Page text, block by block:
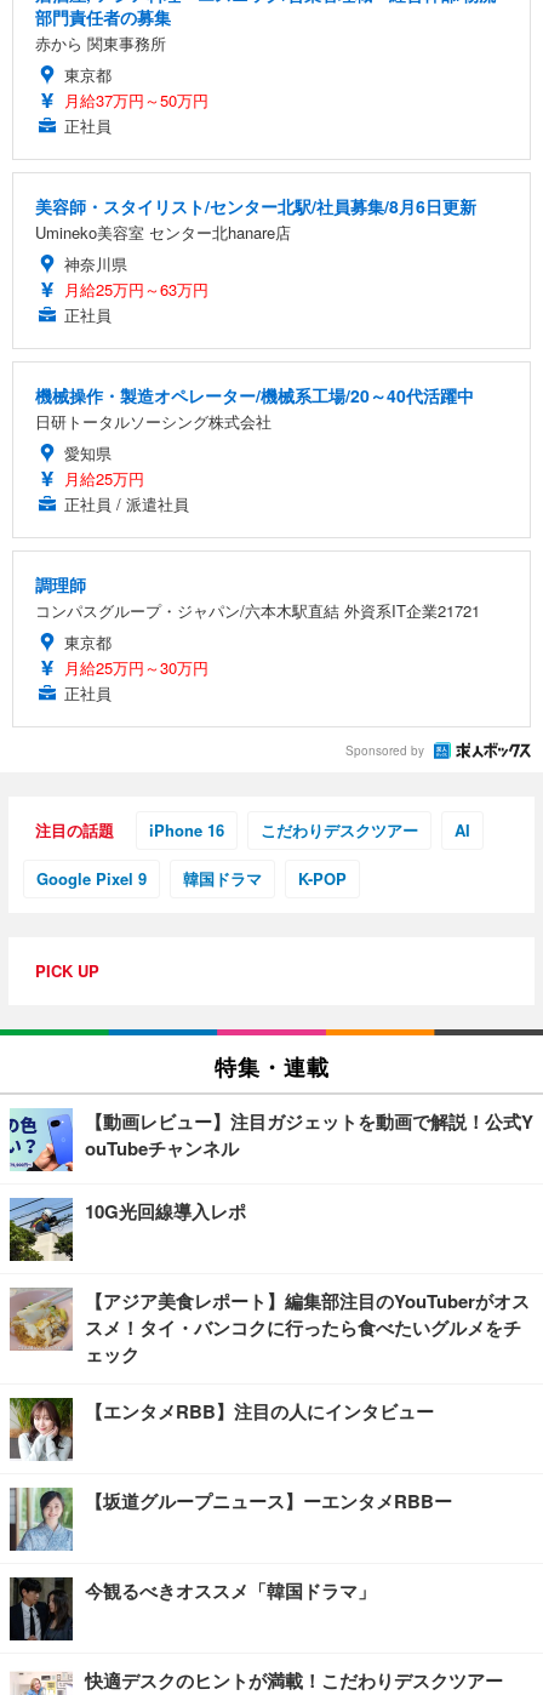
部門責任者の募集
赤から 関東事務所
東京都
月給37万円～50万円
正社員
美容師・スタイリスト/センター北駅/社員募集/8月6日更新
Umineko美容室 センター北hanare店
神奈川県
月給25万円～63万円
正社員
機械操作・製造オペレーター/機械系工場/20～40代活躍中
日研トータルソーシング株式会社
愛知県
月給25万円
正社員 / 派遣社員
調理師
コンパスグループ・ジャパン/六本木駅直結 外資系IT企業21721
東京都
月給25万円～30万円
正社員
Sponsored by
注目の話題 iPhone 16 こだわりデスクツアー AI
Google Pixel 9 韓国ドラマ K-POP
PICK UP
特集・連載
【動画レビュー】注目ガジェットを動画で解説！公式Y
ouTubeチャンネル
10G光回線導入レポ
【アジア美食レポート】編集部注目のYouTuberがオス
スメ！タイ・バンコクに行ったら食べたいグルメをチ
ェック
【エンタメRBB】注目の人にインタビュー
【坂道グループニュース】ーエンタメRBBー
今観るべきオススメ「韓国ドラマ」
快適デスクのヒントが満載！こだわりデスクツアー